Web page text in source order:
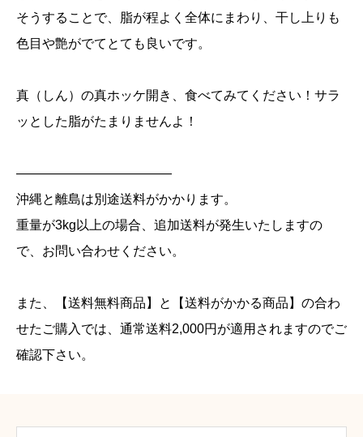
そうすることで、脂が程よく全体にまわり、干し上りも
色目や艶がでてとても良いです。
真（しん）の真ホッケ開き、食べてみてください！サラ
ッとした脂がたまりませんよ！
————————————
沖縄と離島は別途送料がかかります。
重量が3kg以上の場合、追加送料が発生いたしますの
で、お問い合わせください。
また、【送料無料商品】と【送料がかかる商品】の合わ
せたご購入では、通常送料2,000円が適用されますのでご
確認下さい。